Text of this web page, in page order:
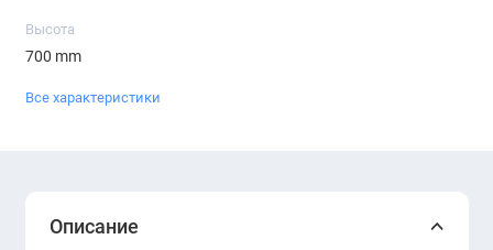
Высота
700 mm
Все характеристики
Описание